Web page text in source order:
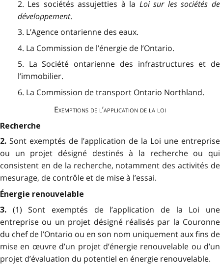
2. Les sociétés assujetties à la Loi sur les sociétés de
développement.
3. L’Agence ontarienne des eaux.
4. La Commission de l’énergie de l’Ontario.
5. La Société ontarienne des infrastructures et de
l’immobilier.
6. La Commission de transport Ontario Northland.
Exemptions de l’application de la loi
Recherche
2. Sont exemptés de l’application de la Loi une entreprise
ou un projet désigné destinés à la recherche ou qui
consistent en de la recherche, notamment des activités de
mesurage, de contrôle et de mise à l’essai.
Énergie renouvelable
3. (1) Sont exemptés de l’application de la Loi une
entreprise ou un projet désigné réalisés par la Couronne
du chef de l’Ontario ou en son nom uniquement aux fins de
mise en œuvre d’un projet d’énergie renouvelable ou d’un
projet d’évaluation du potentiel en énergie renouvelable.